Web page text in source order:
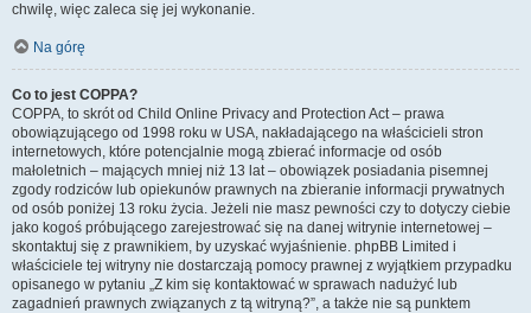
chwilę, więc zaleca się jej wykonanie.
Na górę
Co to jest COPPA?
COPPA, to skrót od Child Online Privacy and Protection Act – prawa
obowiązującego od 1998 roku w USA, nakładającego na właścicieli stron
internetowych, które potencjalnie mogą zbierać informacje od osób
małoletnich – mających mniej niż 13 lat – obowiązek posiadania pisemnej
zgody rodziców lub opiekunów prawnych na zbieranie informacji prywatnych
od osób poniżej 13 roku życia. Jeżeli nie masz pewności czy to dotyczy ciebie
jako kogoś próbującego zarejestrować się na danej witrynie internetowej –
skontaktuj się z prawnikiem, by uzyskać wyjaśnienie. phpBB Limited i
właściciele tej witryny nie dostarczają pomocy prawnej z wyjątkiem przypadku
opisanego w pytaniu „Z kim się kontaktować w sprawach nadużyć lub
zagadnień prawnych związanych z tą witryną?”, a także nie są punktem